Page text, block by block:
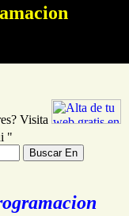
Visita
"